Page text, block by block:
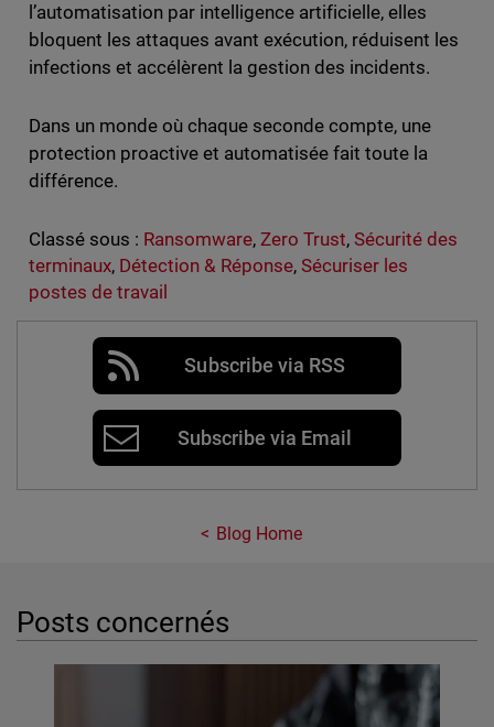
l’automatisation par intelligence artificielle, elles
bloquent les attaques avant exécution, réduisent les
infections et accélèrent la gestion des incidents.
Dans un monde où chaque seconde compte, une
protection proactive et automatisée fait toute la
différence.
Classé sous : Ransomware, Zero Trust,Sécurité des
terminaux, Détection & Réponse,Sécuriser les
postes de travail
Subscribe via RSS
Subscribe via Email
Blog Home
Posts concernés